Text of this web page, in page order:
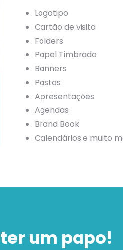
Logotipo
Cartão de visita
Folders
Papel Timbrado
Banners
Pastas
Apresentações
Agendas
Brand Book
Calendários e muito
um papo!